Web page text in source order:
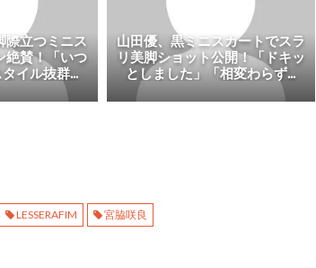
際立つミニス
絶賛！「いつ
イル抜群...
山田優、黒ミニスカートでスラ
リ美脚ショット公開！「ドキッ
としました」「相変わらず...
LESSERAFIM 宮脇咲良